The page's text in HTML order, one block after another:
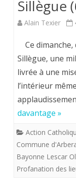
Sillègue
Alain Texier
Ce dimanche,
Sillègue, une
livrée à une
l’intérieur
davantage »
Action
Commune
Bayonne Lescar
Profanation des